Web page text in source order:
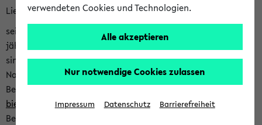
Liebe Studierende,
seit 2023 verleiht das Rektorat der Universität Bielefeld
jährlich den Nachhaltigkeitspreis für Abschlussarbeiten. Sie
sind herzlich eingeladen sich mit Ihrer Abschlussarbeit beim
Nachhaltigkeitsbüro zu bewerben. Bitte nutzen Sie für Ihre
Bewerbung dieses Formular<https://formulare.uni-
bielefeld.de/frontend-server/form/provide/913/>. Die
Bewerbungsfrist endet am 30.09.2026.
verwendeten Cookies und Technologien.
Alle akzeptieren
Nur notwendige Cookies zulassen
Impressum Datenschutz Barrierefreiheit